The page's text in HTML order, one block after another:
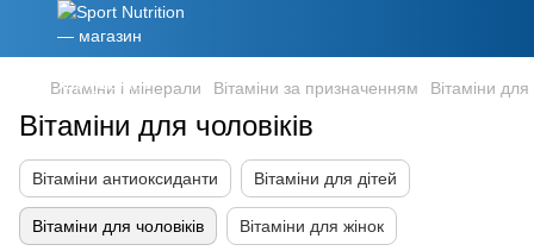
Вітаміни і мінерали Вітаміни за призначенням Вітаміни для
Вітаміни для чоловіків
Вітаміни антиоксиданти Вітаміни для дітей
Вітаміни для чоловіків Вітаміни для жінок